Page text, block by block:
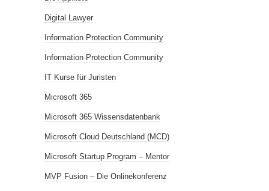
Digital Lawyer
Information Protection Community
Information Protection Community
IT Kurse für Juristen
Microsoft 365
Microsoft 365 Wissensdatenbank
Microsoft Cloud Deutschland (MCD)
Microsoft Startup Program – Mentor
MVP Fusion – Die Onlinekonferenz